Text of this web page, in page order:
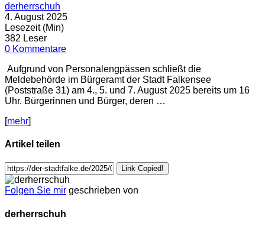
derherrschuh
4. August 2025
Lesezeit (Min)
382 Leser
0 Kommentare
Aufgrund von Personalengpässen schließt die
Meldebehörde im Bürgeramt der Stadt Falkensee
(Poststraße 31) am 4., 5. und 7. August 2025 bereits um 16
Uhr. Bürgerinnen und Bürger, deren …
[mehr]
Artikel teilen
Link Copied!
Folgen Sie mir geschrieben von
derherrschuh